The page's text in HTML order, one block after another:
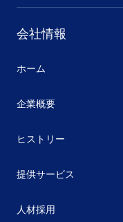
会社情報
ホーム
企業概要
ヒストリー
提供サービス
人材採用